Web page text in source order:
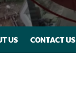
US CONTACT US